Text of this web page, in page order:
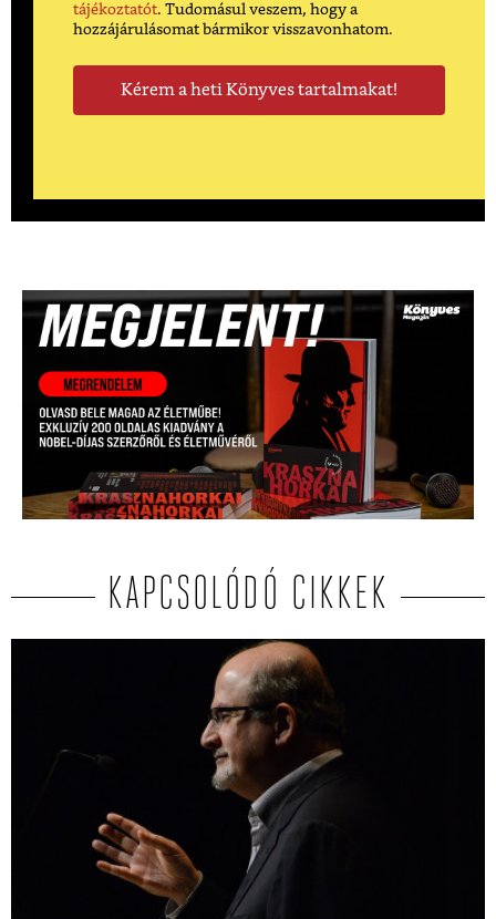
tájékoztatót. Tudomásul veszem, hogy a
hozzájárulásomat bármikor visszavonhatom.
KAPCSOLÓDÓ CIKKEK